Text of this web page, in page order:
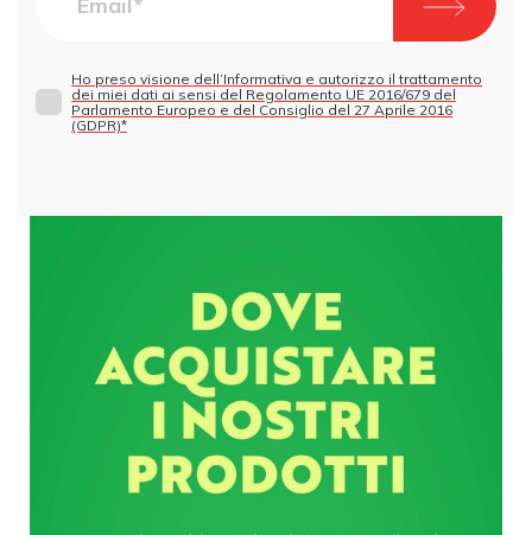
Ho preso visione dell’Informativa e autorizzo il trattamento
dei miei dati ai sensi del Regolamento UE 2016/679 del
Parlamento Europeo e del Consiglio del 27 Aprile 2016
(GDPR)*